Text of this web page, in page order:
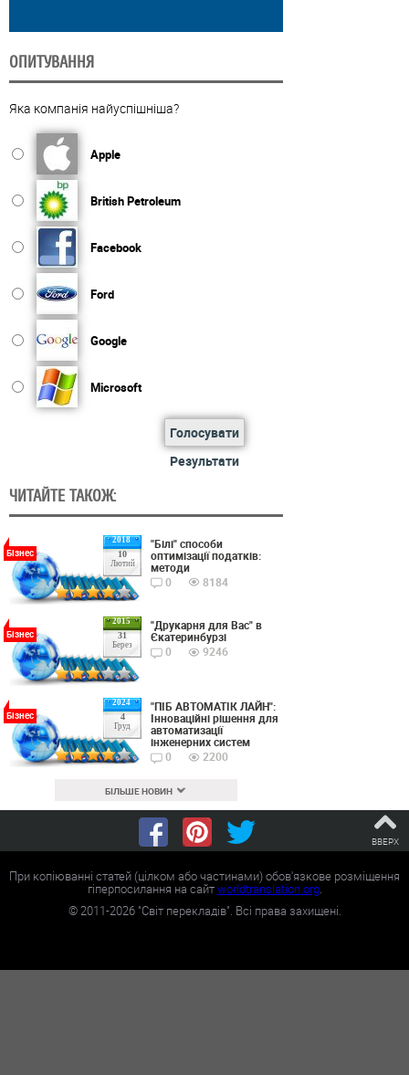
ОПИТУВАННЯ
Яка компанія найуспішніша?
Apple
British Petroleum
Facebook
Ford
Google
Microsoft
Голосувати
Результати
ЧИТАЙТЕ ТАКОЖ:
2018
10
Лютий
Бізнес
"Білі" способи
оптимізації податків:
методи
0
8184
2015
31
Берез
Бізнес
"Друкарня для Вас" в
Єкатеринбурзі
0
9246
2024
4
Груд
Бізнес
"ПІБ АВТОМАТІК ЛАЙН":
Інноваційні рішення для
автоматизації
інженерних систем
0
2200
БІЛЬШЕ НОВИН
ВВЕРХ
При копіюванні статей (цілком або частинами) обов'язкове розміщення
гіперпосилання на сайтworldtranslation.org.
©2011-2026"Світ перекладів". Всі права захищені.